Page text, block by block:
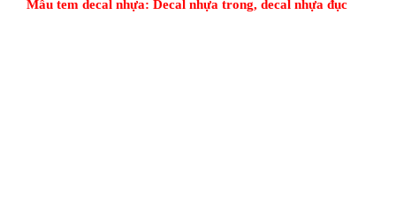
Mẫu tem decal nhựa: Decal nhựa trong, decal nhựa đục